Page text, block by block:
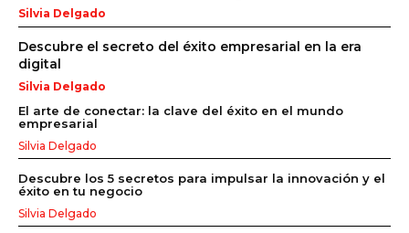
Silvia Delgado
Descubre el secreto del éxito empresarial en la era
digital
Silvia Delgado
El arte de conectar: la clave del éxito en el mundo
empresarial
Silvia Delgado
Descubre los 5 secretos para impulsar la innovación y el
éxito en tu negocio
Silvia Delgado